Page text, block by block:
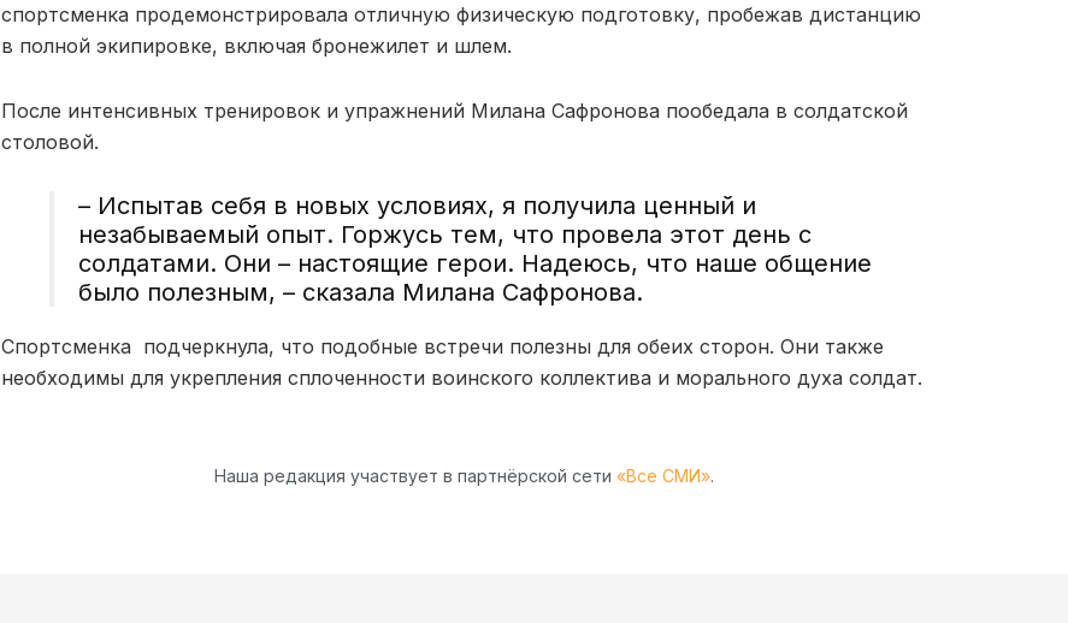
спортсменка продемонстрировала отличную физическую подготовку, пробежав дистанцию
в полной экипировке, включая бронежилет и шлем.
После интенсивных тренировок и упражнений Милана Сафронова пообедала в солдатской
столовой.
– Испытав себя в новых условиях, я получила ценный и
незабываемый опыт. Горжусь тем, что провела этот день с
солдатами. Они – настоящие герои. Надеюсь, что наше общение
было полезным, – сказала Милана Сафронова.
Спортсменка подчеркнула, что подобные встречи полезны для обеих сторон. Они также
необходимы для укрепления сплоченности воинского коллектива и морального духа солдат.
Наша редакция участвует в партнёрской сети «Все СМИ».